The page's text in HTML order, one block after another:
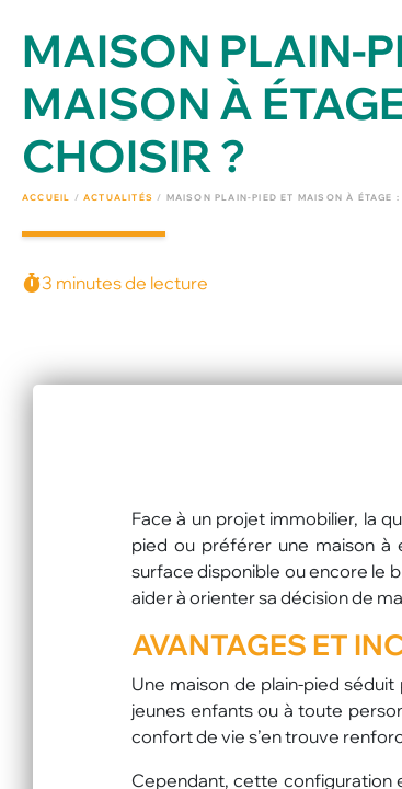
MAISON PLAIN-
MAISON À
CHOISIR ?
ACCUEIL /ACTUALITÉS / MAISON PLAIN-PIED ET MAISON À ÉTAGE
3 minutes de lecture
Face à un projet immobilier, la
pied ou préférer une maison à
surface disponible ou encore le
aider à orienter sa décision de
AVANTAGES ET
Une maison de plain-pied
jeunes enfants ou à toute
confort de vie s’en trouve
Cependant, cette configuration